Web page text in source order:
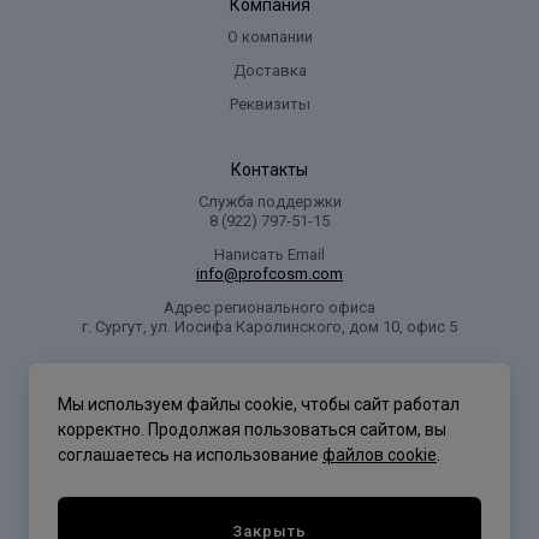
Компания
О компании
Доставка
Реквизиты
Контакты
Служба поддержки
8 (922) 797‑51-15
Написать Email
info@profcosm.com
Адрес регионального офиса
г. Сургут, ул. Иосифа Каролинского, дом 10, офис 5
Мы используем файлы cookie, чтобы сайт работал
корректно. Продолжая пользоваться сайтом, вы
соглашаетесь на использование файлов cookie
Закрыть